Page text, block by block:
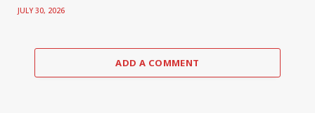
JULY 30, 2026
ADD A COMMENT